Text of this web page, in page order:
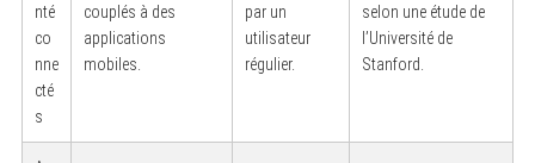
nté
co
nne
cté
s
couplés à des
applications
mobiles.
par un
utilisateur
régulier.
selon une étude de
l’Université de
Stanford.